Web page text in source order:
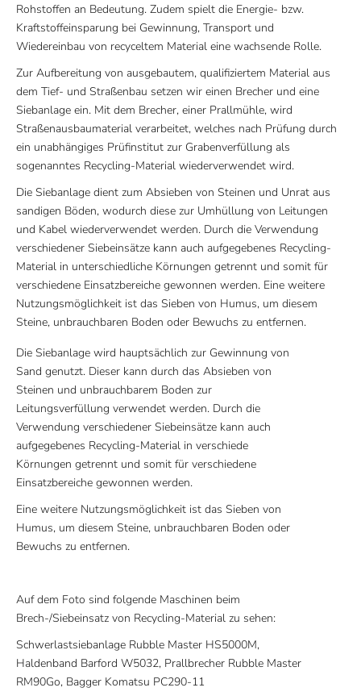
Rohstoffen an Bedeutung. Zudem spielt die Energie- bzw.
Kraftstoffeinsparung bei Gewinnung, Transport und
Wiedereinbau von recyceltem Material eine wachsende Rolle.
Zur Aufbereitung von ausgebautem, qualifiziertem Material aus
dem Tief- und Straßenbau setzen wir einen Brecher und eine
Siebanlage ein. Mit dem Brecher, einer Prallmühle, wird
Straßenausbaumaterial verarbeitet, welches nach Prüfung durch
ein unabhängiges Prüfinstitut zur Grabenverfüllung als
sogenanntes Recycling-Material wiederverwendet wird.
Die Siebanlage dient zum Absieben von Steinen und Unrat aus
sandigen Böden, wodurch diese zur Umhüllung von Leitungen
und Kabel wiederverwendet werden. Durch die Verwendung
verschiedener Siebeinsätze kann auch aufgegebenes Recycling-
Material in unterschiedliche Körnungen getrennt und somit für
verschiedene Einsatzbereiche gewonnen werden. Eine weitere
Nutzungsmöglichkeit ist das Sieben von Humus, um diesem
Steine, unbrauchbaren Boden oder Bewuchs zu entfernen.
Die Siebanlage wird hauptsächlich zur Gewinnung von
Sand genutzt. Dieser kann durch das Absieben von
Steinen und unbrauchbarem Boden zur
Leitungsverfüllung verwendet werden. Durch die
Verwendung verschiedener Siebeinsätze kann auch
aufgegebenes Recycling-Material in verschiede
Körnungen getrennt und somit für verschiedene
Einsatzbereiche gewonnen werden.
Eine weitere Nutzungsmöglichkeit ist das Sieben von
Humus, um diesem Steine, unbrauchbaren Boden oder
Bewuchs zu entfernen.
Auf dem Foto sind folgende Maschinen beim
Brech-/Siebeinsatz von Recycling-Material zu sehen:
Schwerlastsiebanlage Rubble Master HS5000M,
Haldenband Barford W5032, Prallbrecher Rubble Master
RM90Go, Bagger Komatsu PC290-11